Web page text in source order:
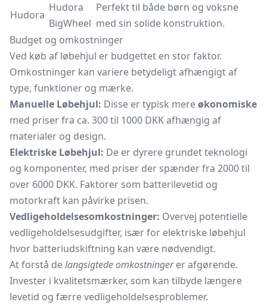
Hudora
Hudora
BigWheel
Perfekt til både børn og voksne
med sin solide konstruktion.
Budget og omkostninger
Ved køb af løbehjul er budgettet en stor faktor.
Omkostninger kan variere betydeligt afhængigt af
type, funktioner og mærke.
Manuelle Løbehjul: Disse er typisk mereøkonomiske
med priser fra ca. 300 til 1000 DKK afhængig af
materialer og design.
Elektriske Løbehjul: De er dyrere grundet teknologi
og komponenter, med priser der spænder fra 2000 til
over 6000 DKK. Faktorer som batterilevetid og
motorkraft kan påvirke prisen.
Vedligeholdelsesomkostninger: Overvej potentielle
vedligeholdelsesudgifter, især for elektriske løbehjul
hvor batteriudskiftning kan være nødvendigt.
At forstå delangsigtede omkostningerer afgørende.
Invester i kvalitetsmærker, som kan tilbyde længere
levetid og færre vedligeholdelsesproblemer.